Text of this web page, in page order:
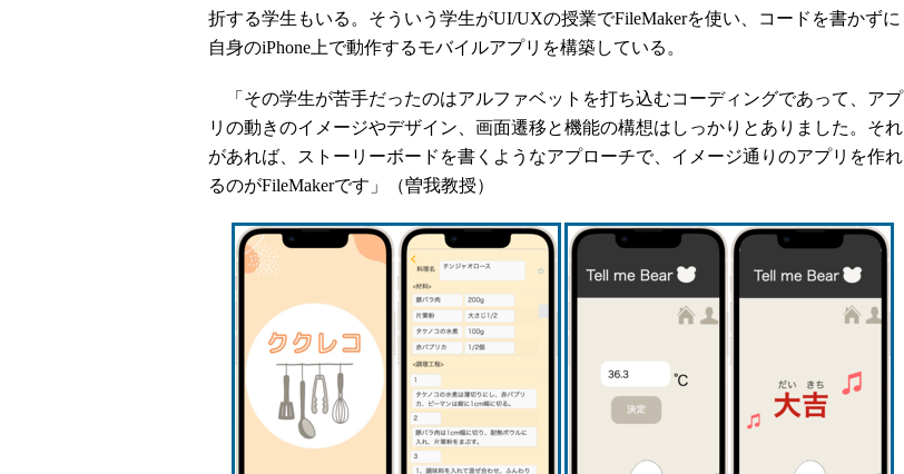
折する学生もいる。そういう学生がUI/UXの授業でFileMakerを使い、コードを書かずに
自身のiPhone上で動作するモバイルアプリを構築している。
「その学生が苦手だったのはアルファベットを打ち込むコーディングであって、アプ
リの動きのイメージやデザイン、画面遷移と機能の構想はしっかりとありました。それ
があれば、ストーリーボードを書くようなアプローチで、イメージ通りのアプリを作れ
るのがFileMakerです」（曽我教授）